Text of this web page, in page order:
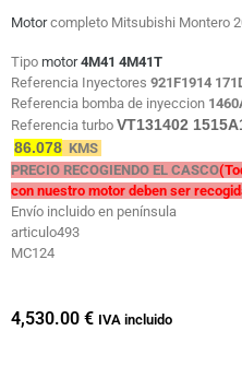
Motorcompleto Mitsubishi Montero
Tipo motor 4M41 4M41T
Referencia Inyectores 921F1914
Referencia bomba de inyeccion
Referencia turbo VT131402
86.078 KMS
PRECIO RECOGIENDO EL CASCO
con nuestro motor deben ser
Envío incluido en península
articulo493
MC124
4,530.00 € IVA incluido